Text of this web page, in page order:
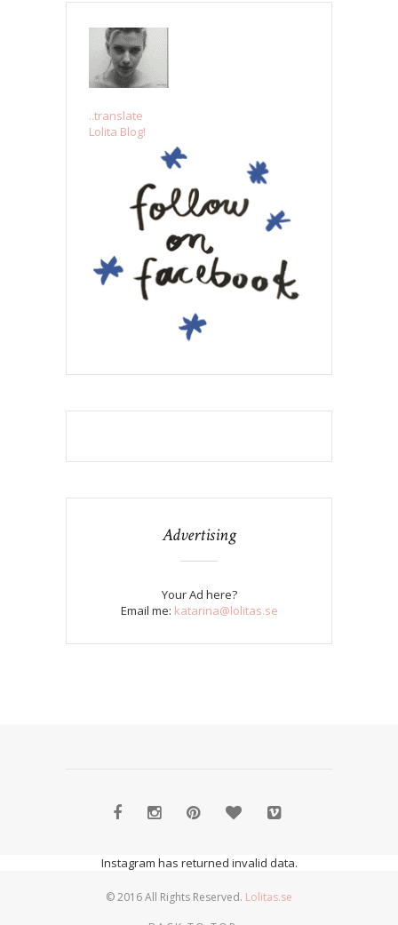
..translate
Lolita Blog!
Advertising
Your Ad here?
Email me: katarina@lolitas.se
Instagram has returned invalid data.
© 2016 All Rights Reserved. Lolitas.se